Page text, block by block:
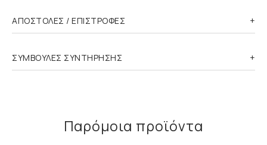
ΑΠΟΣΤΟΛΕΣ / ΕΠΙΣΤΡΟΦΕΣ
ΣΥΜΒΟΥΛΕΣ ΣΥΝΤΗΡΗΣΗΣ
Παρόμοια προϊόντα